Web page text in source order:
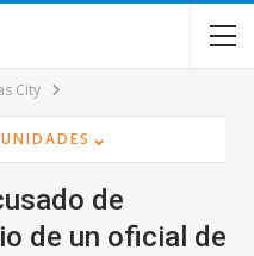
City
⌄
de
de un oficial de